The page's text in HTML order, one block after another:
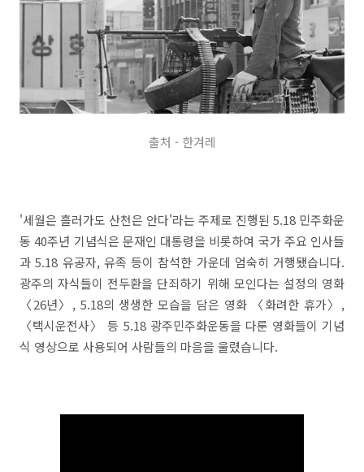
출처 - 한겨레
'세월은 흘러가도 산천은 안다'라는 주제로 진행된 5.18 민주화운
동 40주년 기념식은 문재인 대통령을 비롯하여 국가 주요 인사들
과 5.18 유공자, 유족 등이 참석한 가운데 엄숙히 거행됐습니다.
광주의 자식들이 전두환을 단죄하기 위해 모인다는 설정의 영화
〈26년〉, 5.18의 생생한 모습을 담은 영화 〈화려한 휴가〉,
〈택시운전사〉 등 5.18 광주민주화운동을 다룬 영화들이 기념
식 영상으로 사용되어 사람들의 마음을 울렸습니다.